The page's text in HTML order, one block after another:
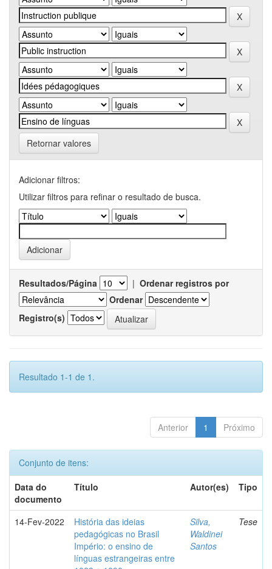
Retornar valores
Adicionar filtros:
Utilizar filtros para refinar o resultado de busca.
Resultados/Página | Ordenar registros por
Ordenar
Registro(s)
Resultado 1-1 de 1.
Anterior 1 Próximo
Conjunto de itens:
Data do
documento
Título Autor(es) Tipo
14-Fev-2022
História das ideias
pedagógicas no Brasil
Império: o ensino de
línguas estrangeiras entre
Silva,
Waldinei
Santos
Tese